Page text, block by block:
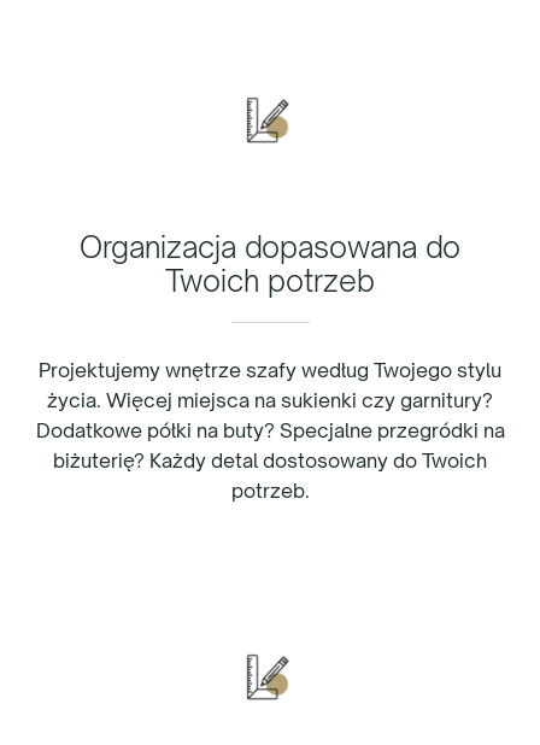
Organizacja dopasowana do
Twoich potrzeb
Projektujemy wnętrze szafy według Twojego stylu
życia. Więcej miejsca na sukienki czy garnitury?
Dodatkowe półki na buty? Specjalne przegródki na
biżuterię? Każdy detal dostosowany do Twoich
potrzeb.